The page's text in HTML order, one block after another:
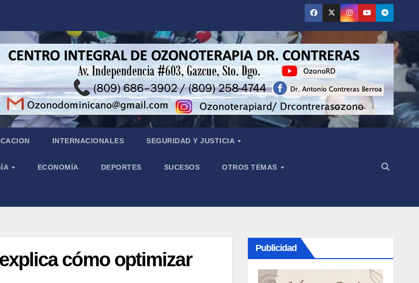
INTERNACIONALES SEGURIDAD Y JUSTICIA
ECONOMÍA DEPORTES SUCESOS OTROS TEMAS
cómo optimizar
Publicidad